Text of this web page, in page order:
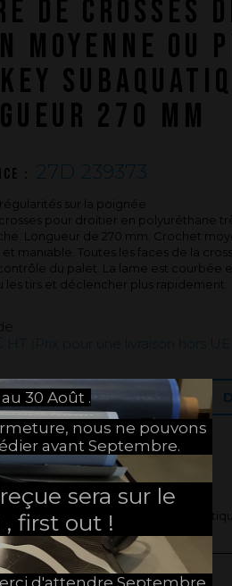
- Saison 3 :
et la
DE CROSSES
MOYENNE OU
270 MM
: 27D 239373
sur la poignée
pour droitier en polyuréthane
Longueur de 270 mm. Crochet
maniable. Toutes les faces de la
du palet. La lame est courbée
les tirs et déclencher plus rapidement.
HT (Prix pour une livraison hors
MES OPTIONS
exclusive du hockey
30 Août .
nous ne pouvons
avant Septembre.
sera sur le
first out !
d'attendre Septembre